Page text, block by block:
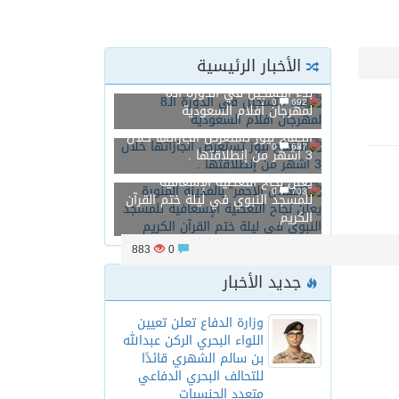
كل الأذواق
الأخبار الرئيسية
692
0 بدء التسجيل في الدورة الـ8
لمهرجان أفلام السعودية
687
0
الكفاح نيوز تستعرض انجازاتها خلال
3 أشهر من إنطلاقتها .
703
0
“الهلال الأحمر” بالمدينة المنورة
يعلن نجاح التغطية الإسعافية
للمسجد النبوي في ليلة ختم القرآن
الكريم
جديد الأخبار
وزارة الدفاع تعلن تعيين
اللواء البحري الركن عبدالله
بن سالم الشهري قائدًا
للتحالف البحري الدفاعي
متعدد الجنسيات
883